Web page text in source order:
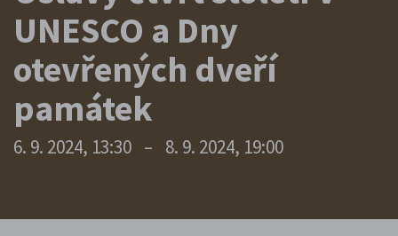
UNESCO a Dny
otevřených dveří
památek
6. 9. 2024, 13:30 – 8. 9. 2024, 19:00